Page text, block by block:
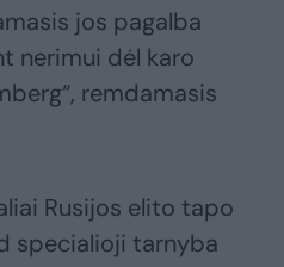
jos pagalba
nerimui dėl karo
remdamasis
Rusijos elito tapo
specialioji tarnyba